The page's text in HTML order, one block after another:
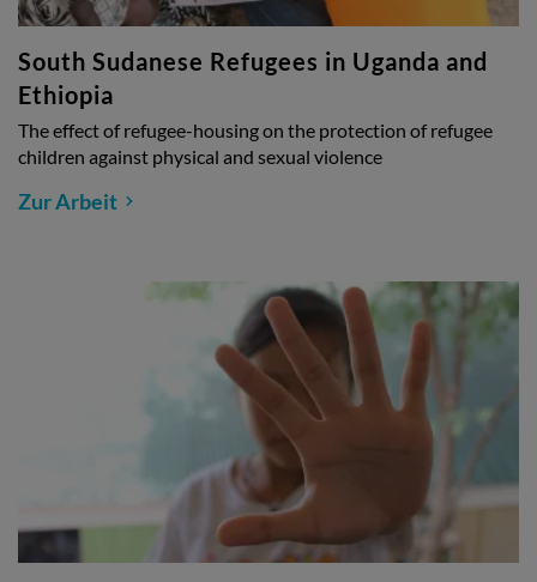
South Sudanese Refugees in Uganda and
Ethiopia
The effect of refugee-housing on the protection of refugee
children against physical and sexual violence
Zur Arbeit